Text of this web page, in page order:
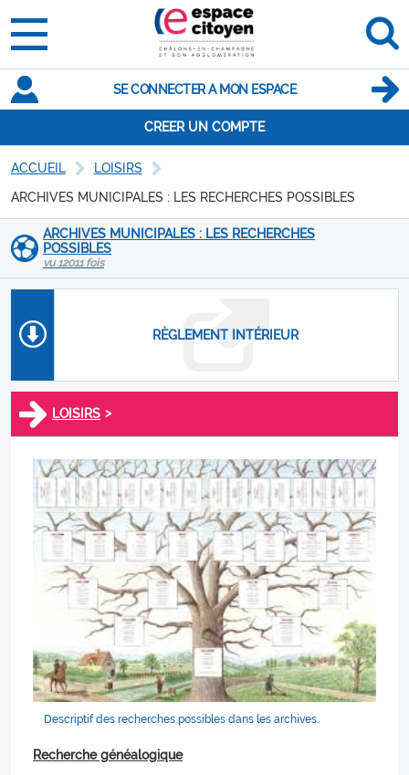
SE CONNECTER A MON ESPACE
CREER UN COMPTE
ACCUEIL
LOISIRS
ARCHIVES MUNICIPALES : LES RECHERCHES POSSIBLES
ARCHIVES MUNICIPALES : LES RECHERCHES
POSSIBLES
vu 12011 fois
RÈGLEMENT INTÉRIEUR
LOISIRS >
Descriptif des recherches possibles dans les archives.
Recherche généalogique